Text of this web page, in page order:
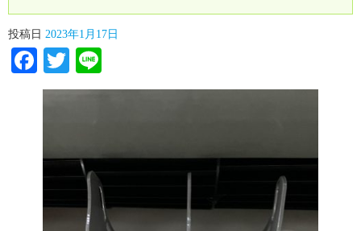
投稿日 2023年1月17日
Facebook
Twitter